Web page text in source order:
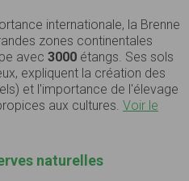
internationale, la Brenne
zones continentales
avec 3000 étangs. Ses sols
expliquent la création des
et l'importance de l'élevage
aux cultures. Voir le
naturelles